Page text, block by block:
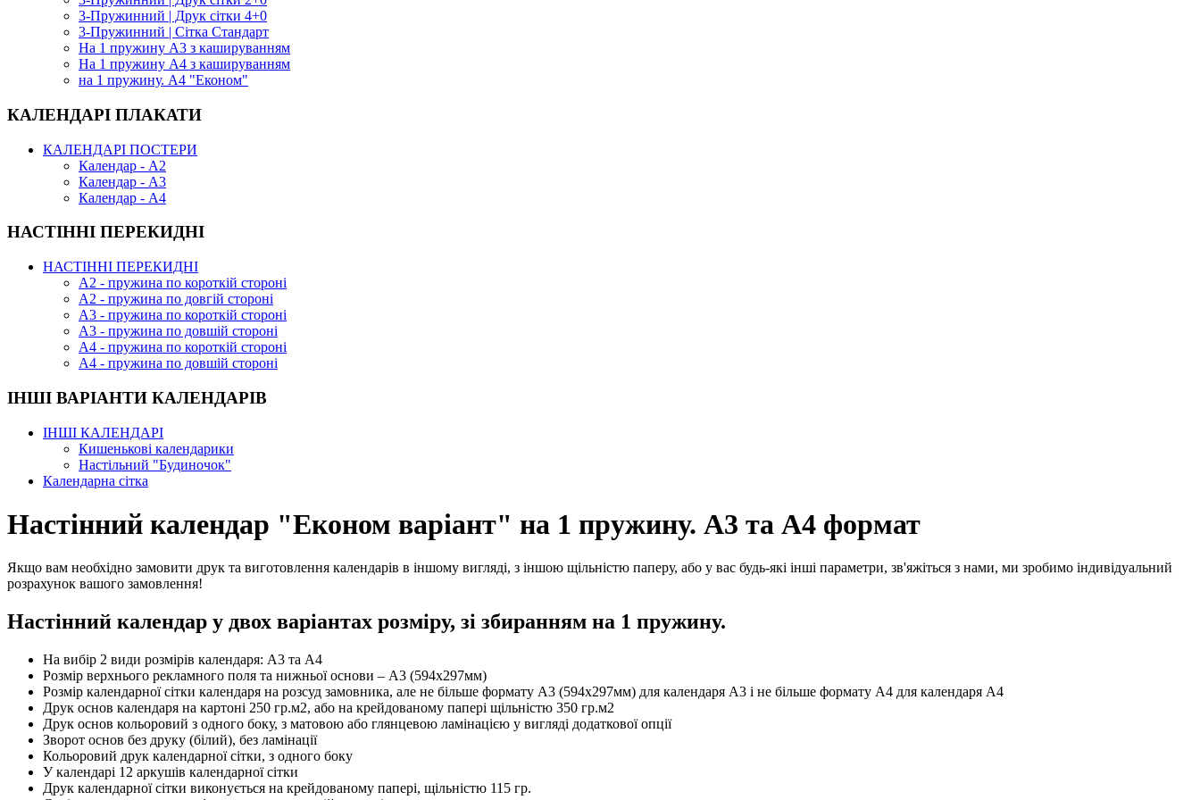
3-Пружинний | Друк сітки 4+0
3-Пружинний | Сітка Стандарт
На 1 пружину А3 з кашируванням
На 1 пружину А4 з кашируванням
на 1 пружину. А4 "Економ"
КАЛЕНДАРІ ПЛАКАТИ
КАЛЕНДАРІ ПОСТЕРИ
Календар - А2
Календар - А3
Календар - А4
НАСТІННІ ПЕРЕКИДНІ
НАСТІННІ ПЕРЕКИДНІ
А2 - пружина по короткій стороні
А2 - пружина по довгій стороні
А3 - пружина по короткій стороні
А3 - пружина по довшій стороні
А4 - пружина по короткій стороні
А4 - пружина по довшій стороні
ІНШІ ВАРІАНТИ КАЛЕНДАРІВ
ІНШІ КАЛЕНДАРІ
Кишенькові календарики
Настільний "Будиночок"
Календарна сітка
Настінний календар "Економ варіант" на 1 пружину. А3 та А4 формат
Якщо вам необхідно замовити друк та виготовлення календарів в іншому вигляді, з іншою щільністю паперу, або у вас будь-які інші параметри, зв'яжіться з нами, ми зробимо індивідуальний
розрахунок вашого замовлення!
Настінний календар у двох варіантах розміру, зі збиранням на 1 пружину.
На вибір 2 види розмірів календаря: А3 та А4
Розмір верхнього рекламного поля та нижньої основи – А3 (594х297мм)
Розмір календарної сітки календаря на розсуд замовника, але не більше формату А3 (594х297мм) для календаря А3 і не більше формату А4 для календаря А4
Друк основ календаря на картоні 250 гр.м2, або на крейдованому папері щільністю 350 гр.м2
Друк основ кольоровий з одного боку, з матовою або глянцевою ламінацією у вигляді додаткової опції
Зворот основ без друку (білий), без ламінації
Кольоровий друк календарної сітки, з одного боку
У календарі 12 аркушів календарної сітки
Друк календарної сітки виконується на крейдованому папері, щільністю 115 гр.